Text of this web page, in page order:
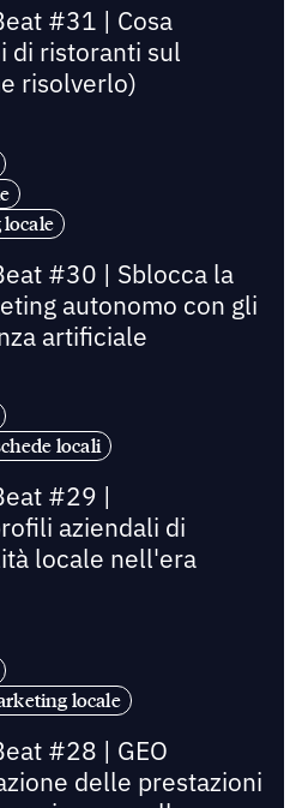
#31 | Cosa
di ristoranti sul
risolverlo)
#30 | Sblocca la
autonomo con gli
artificiale
locali
#29 |
aziendali di
locale nell'era
locale
#28 | GEO
delle prestazioni